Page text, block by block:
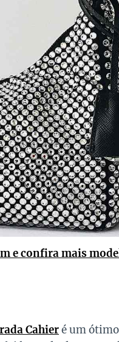
e confira mais
Cahieré um